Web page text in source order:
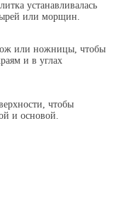
устанавливалась
или морщин.
или ножницы, чтобы
и в углах
чтобы
и основой.